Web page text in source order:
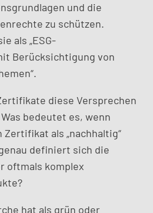
und die
zu schützen.
als „ESG-
Berücksichtigung von
diese Versprechen
bedeutet es, wenn
als „nachhaltig“
definiert sich die
oftmals komplex
hat als grün oder